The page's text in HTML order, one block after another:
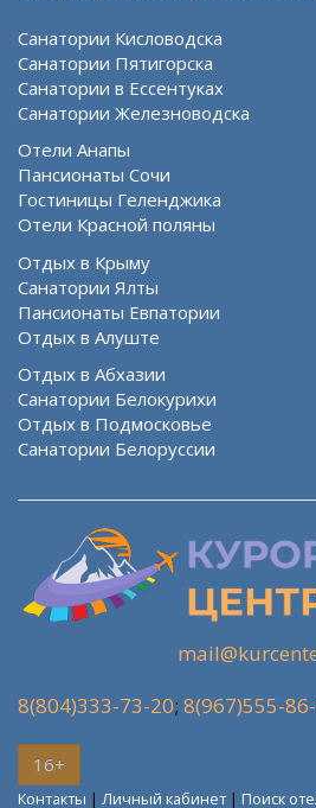
Санатории Кисловодска
Санатории Пятигорска
Санатории в Ессентуках
Санатории Железноводска
Отели Анапы
Пансионаты Сочи
Гостиницы Геленджика
Отели Красной поляны
Отдых в Крыму
Санатории Ялты
Пансионаты Евпатории
Отдых в Алуште
Отдых в Абхазии
Санатории Белокурихи
Отдых в Подмосковье
Санатории Белоруссии
8(804)333-73-20; 8(967)555-
16+
Контакты | Личный кабинет| Поиск